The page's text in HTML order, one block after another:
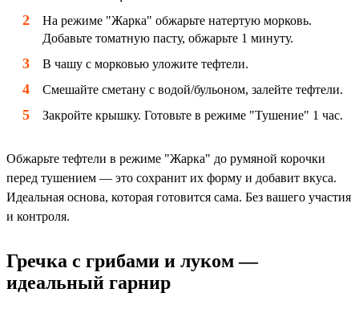
На режиме "Жарка" обжарьте натертую морковь.
Добавьте томатную пасту, обжарьте 1 минуту.
В чашу с морковью уложите тефтели.
Смешайте сметану с водой/бульоном, залейте тефтели.
Закройте крышку. Готовьте в режиме "Тушение" 1 час.
Обжарьте тефтели в режиме "Жарка" до румяной корочки
перед тушением — это сохранит их форму и добавит вкуса.
Идеальная основа, которая готовится сама. Без вашего участия
и контроля.
Гречка с грибами и луком —
идеальный гарнир